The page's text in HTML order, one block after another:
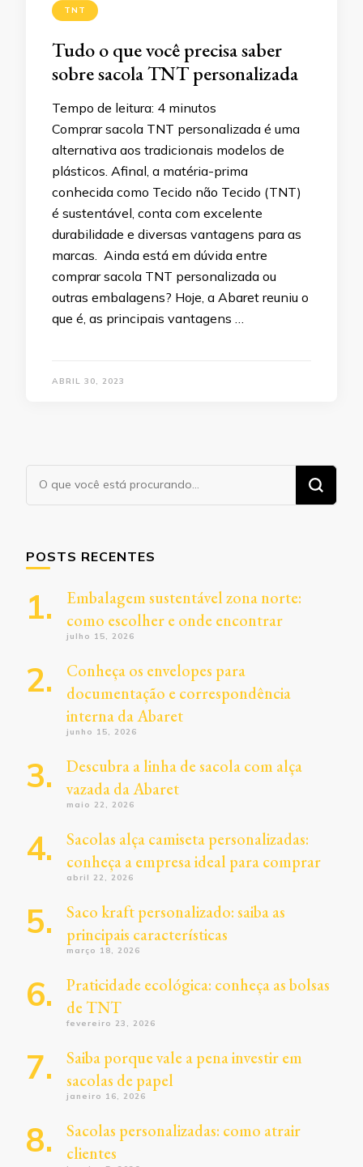
TNT
Tudo o que você precisa saber
sobre sacola TNT personalizada
Tempo de leitura: 4 minutos
Comprar sacola TNT personalizada é uma
alternativa aos tradicionais modelos de
plásticos. Afinal, a matéria-prima
conhecida como Tecido não Tecido (TNT)
é sustentável, conta com excelente
durabilidade e diversas vantagens para as
marcas. Ainda está em dúvida entre
comprar sacola TNT personalizada ou
outras embalagens? Hoje, a Abaret reuniu o
que é, as principais vantagens …
ABRIL 30, 2023
Procurando
algo?
POSTS RECENTES
Embalagem sustentável zona norte:
como escolher e onde encontrar
julho 15, 2026
Conheça os envelopes para
documentação e correspondência
interna da Abaret
junho 15, 2026
Descubra a linha de sacola com alça
vazada da Abaret
maio 22, 2026
Sacolas alça camiseta personalizadas:
conheça a empresa ideal para comprar
abril 22, 2026
Saco kraft personalizado: saiba as
principais características
março 18, 2026
Praticidade ecológica: conheça as bolsas
de TNT
fevereiro 23, 2026
Saiba porque vale a pena investir em
sacolas de papel
janeiro 16, 2026
Sacolas personalizadas: como atrair
clientes